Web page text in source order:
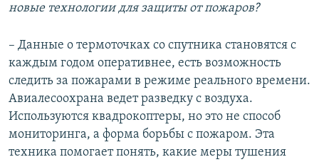
новые технологии для защиты от пожаров?
– Данные о термоточках со спутника становятся с
каждым годом оперативнее, есть возможность
следить за пожарами в режиме реального времени.
Авиалесоохрана ведет разведку с воздуха.
Используются квадрокоптеры, но это не способ
мониторинга, а форма борьбы с пожаром. Эта
техника помогает понять, какие меры тушения